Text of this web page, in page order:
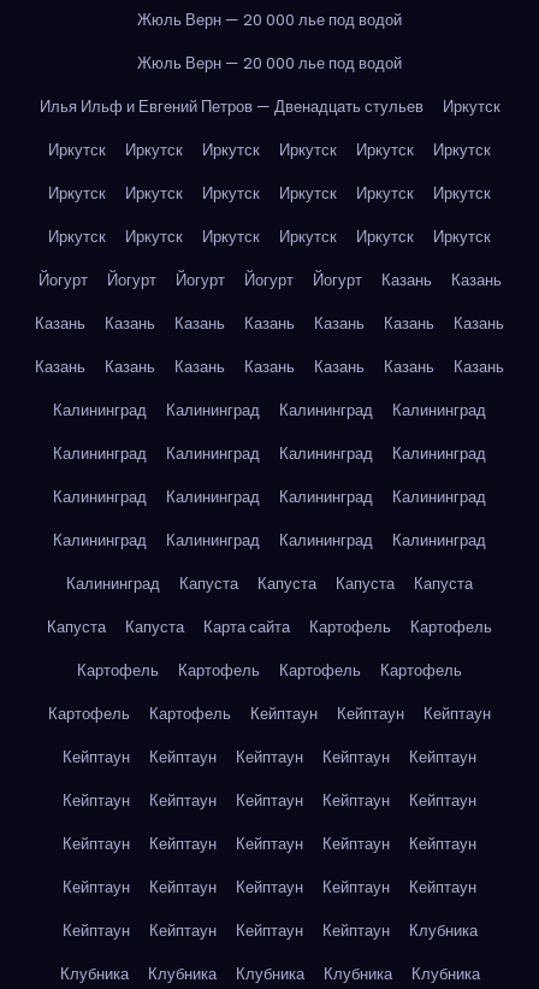
Жюль Верн — 20 000 лье под водой
Жюль Верн — 20 000 лье под водой
Илья Ильф и Евгений Петров — Двенадцать стульев
Иркутск
Иркутск
Иркутск Иркутск Иркутск Иркутск
Иркутск
Иркутск
Иркутск Иркутск Иркутск Иркутск
Иркутск
Иркутск
Иркутск Иркутск Иркутск Иркутск
Иркутск
Йогурт
Йогурт Йогурт Йогурт Йогурт Казань
Казань
Казань
Казань Казань Казань Казань Казань
Казань
Казань
Казань Казань Казань Казань Казань
Казань
Калининград
Калининград Калининград
Калининград
Калининград
Калининград Калининград
Калининград
Калининград
Калининград Калининград
Калининград
Калининград
Калининград Калининград
Калининград
Калининград
Капуста Капуста Капуста
Капуста
Капуста
Капуста Карта сайта Картофель
Картофель
Картофель
Картофель Картофель
Картофель
Картофель
Картофель Кейптаун Кейптаун
Кейптаун
Кейптаун
Кейптаун Кейптаун Кейптаун
Кейптаун
Кейптаун
Кейптаун Кейптаун Кейптаун
Кейптаун
Кейптаун
Кейптаун Кейптаун Кейптаун
Кейптаун
Кейптаун
Кейптаун Кейптаун Кейптаун
Кейптаун
Кейптаун
Кейптаун Кейптаун Кейптаун
Клубника
Клубника
Клубника Клубника Клубника
Клубника